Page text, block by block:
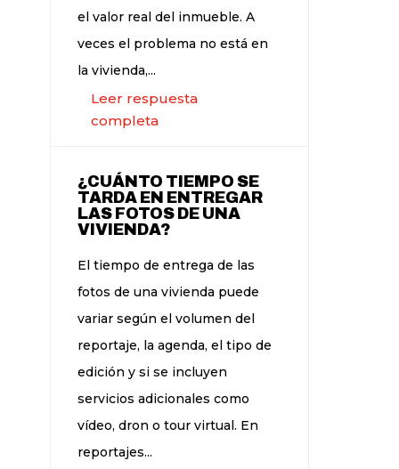
el valor real del inmueble. A
veces el problema no está en
la vivienda,...
Leer respuesta
completa
¿CUÁNTO TIEMPO SE
TARDA EN ENTREGAR
LAS FOTOS DE UNA
VIVIENDA?
El tiempo de entrega de las
fotos de una vivienda puede
variar según el volumen del
reportaje, la agenda, el tipo de
edición y si se incluyen
servicios adicionales como
vídeo, dron o tour virtual. En
reportajes...